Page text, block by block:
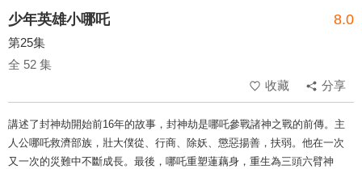
少年英雄小哪吒 8.0
第25集
全 52 集
收藏
分享
講述了封神劫開始前16年的故事，封神劫是哪吒參戰諸神之戰的前傳。主
人公哪吒救濟部族，壯大僕從、行商、除妖、懲惡揚善，扶弱。他在一次
又一次的災難中不斷成長。最後，哪吒重塑蓮藕身，重生為三頭六臂神